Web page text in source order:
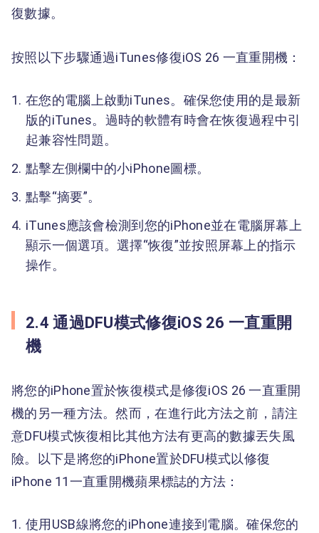
復數據。
按照以下步驟通過iTunes修復iOS 26 一直重開機：
在您的電腦上啟動iTunes。確保您使用的是最新
版的iTunes。過時的軟體有時會在恢復過程中引
起兼容性問題。
點擊左側欄中的小iPhone圖標。
點擊“摘要”。
iTunes應該會檢測到您的iPhone並在電腦屏幕上
顯示一個選項。選擇“恢復”並按照屏幕上的指示
操作。
2.4 通過DFU模式修復iOS 26 一直重開
機
將您的iPhone置於恢復模式是修復iOS 26 一直重開
機的另一種方法。然而，在進行此方法之前，請注
意DFU模式恢復相比其他方法有更高的數據丟失風
險。以下是將您的iPhone置於DFU模式以修復
iPhone 11一直重開機蘋果標誌的方法：
使用USB線將您的iPhone連接到電腦。確保您的